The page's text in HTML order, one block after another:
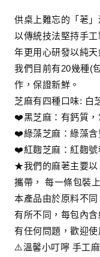
供桌上難忘的「荖
以傳統技法堅持手
年更用心研發以純
我們目前有20幾種(
作，保證新鮮。
芝麻有四種口味: 白
❤️黑芝麻：有鈣質，
❤️綠藻芝麻：綠藻含
❤️紅麴芝麻：紅麴號
★我們的麻荖主要以
攜帶， 每一條包裝
本產品由於原料不
有所不同，每包內
有任何問題，歡迎
⚠️溫馨小叮嚀 手工